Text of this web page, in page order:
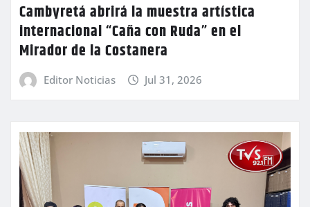
Cambyretá abrirá la muestra artística
internacional “Caña con Ruda” en el
Mirador de la Costanera
Editor Noticias Jul 31, 2026